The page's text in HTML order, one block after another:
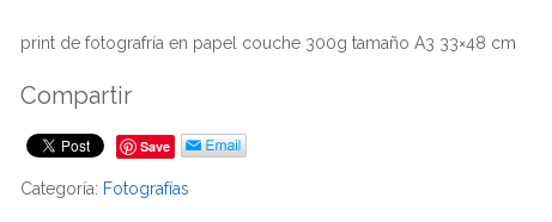
print de fotografría en papel couche 300g tamaño A3 33×48 cm
Compartir
Save
Categoría: Fotografías